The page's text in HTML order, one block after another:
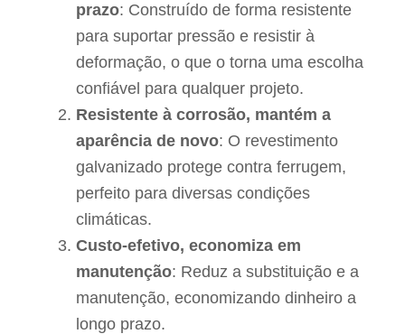
prazo: Construído de forma resistente
para suportar pressão e resistir à
deformação, o que o torna uma escolha
confiável para qualquer projeto.
Resistente à corrosão, mantém a
aparência de novo: O revestimento
galvanizado protege contra ferrugem,
perfeito para diversas condições
climáticas.
Custo-efetivo, economiza em
manutenção: Reduz a substituição e a
manutenção, economizando dinheiro a
longo prazo.